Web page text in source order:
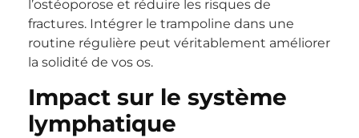
l’ostéoporose et réduire les risques de
fractures. Intégrer le trampoline dans une
routine régulière peut véritablement améliorer
la solidité de vos os.
Impact sur le système
lymphatique